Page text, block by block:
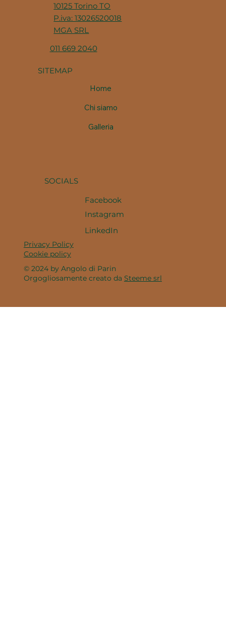
10125 Torino TO
P.iva: 13026520018
MGA SRL
011 669 2040
SITEMAP
Home
Chi siamo
Galleria
SOCIALS
Facebook
Instagram
LinkedIn
Privacy Policy
Cookie policy
© 2024 by Angolo di Parin
Orgogliosamente creato da Steeme srl